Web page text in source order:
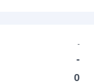
-
-
0